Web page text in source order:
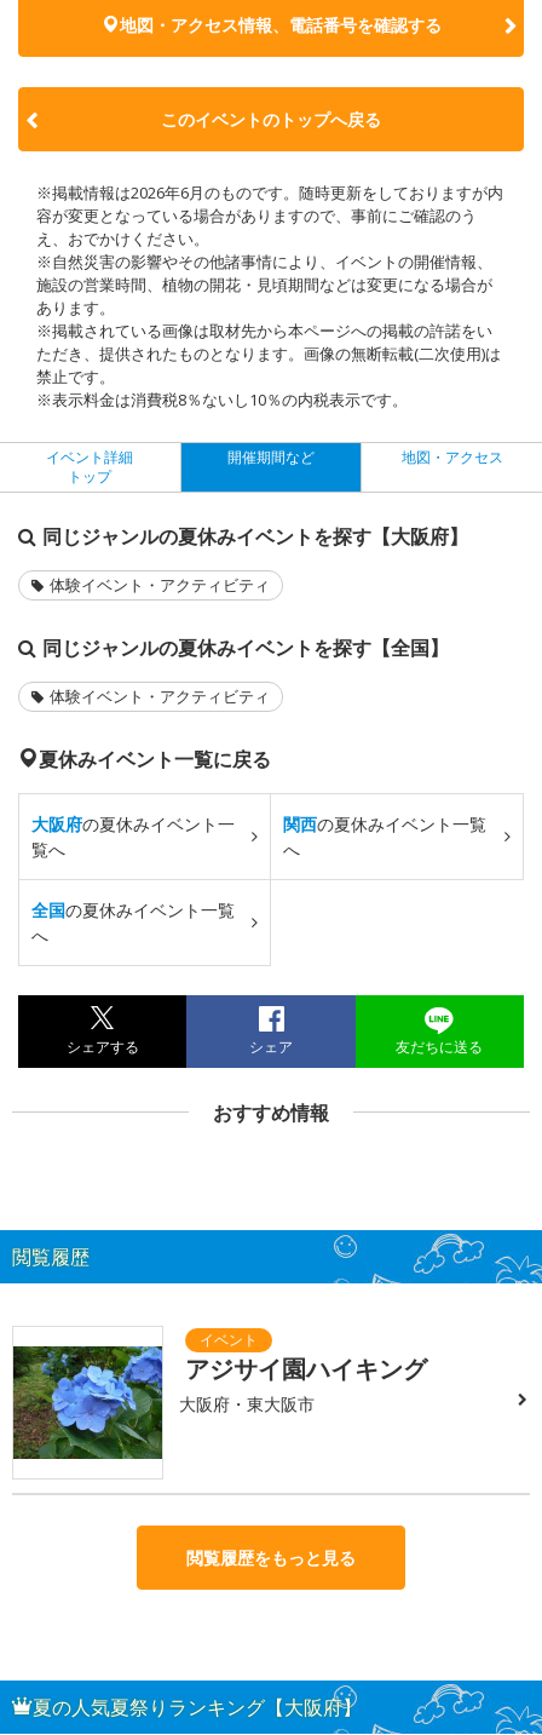
地図・アクセス情報、電話番号を確認する
このイベントのトップへ戻る
※掲載情報は2026年6月のものです。随時更新をしておりますが内
容が変更となっている場合がありますので、事前にご確認のう
え、おでかけください。
※自然災害の影響やその他諸事情により、イベントの開催情報、
施設の営業時間、植物の開花・見頃期間などは変更になる場合が
あります。
※掲載されている画像は取材先から本ページへの掲載の許諾をい
ただき、提供されたものとなります。画像の無断転載(二次使用)は
禁止です。
※表示料金は消費税8％ないし10％の内税表示です。
イベント詳細
トップ
開催期間など 地図・アクセス
同じジャンルの夏休みイベントを探す【大阪府】
体験イベント・アクティビティ
同じジャンルの夏休みイベントを探す【全国】
体験イベント・アクティビティ
夏休みイベント一覧に戻る
大阪府の夏休みイベント一
覧へ
関西の夏休みイベント一覧
へ
全国の夏休みイベント一覧
へ
シェアする シェア 友だちに送る
おすすめ情報
閲覧履歴
アジサイ園ハイキング
大阪府・東大阪市
閲覧履歴をもっと見る
夏の人気夏祭りランキング【大阪府】